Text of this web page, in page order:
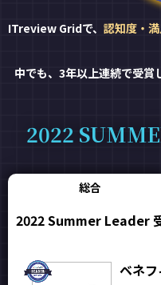
ITreview Gridで、 認知度・
中でも、3年以上連続で受賞
2022
総合
2022 Summer Leader
ベネ